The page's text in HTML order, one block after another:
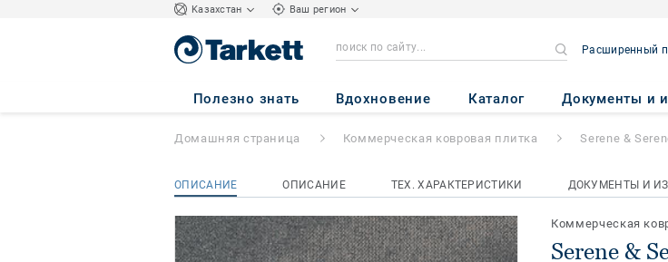
Kазахстан Ваш регион
Расширенный
Полезно знать Вдохновение Каталог Документы и
Serene & Serene Colour- Desso
Домашняя страница Коммерческая ковровая плитка Serene &
ОПИСАНИЕ ОПИСАНИЕ ТЕХ. ХАРАКТЕРИСТИКИ ДОКУМЕНТЫ И
Коммерческая
Serene &